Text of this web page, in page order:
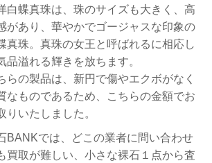
白蝶真珠は、珠のサイズも大きく、高
があり、華やかでゴージャスな印象の
真珠。真珠の女王と呼ばれるに相応し
品溢れる輝きを放ちます。
らの製品は、新円で傷やエクボがなく
なものであるため、こちらの金額でお
りいたしました。
BANKでは、どこの業者に問い合わせ
買取が難しい、小さな裸石１点から査